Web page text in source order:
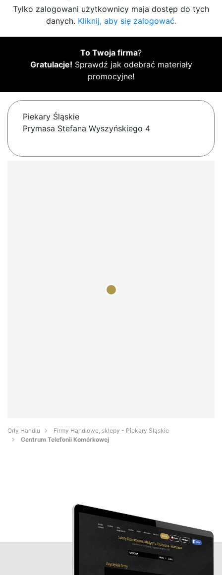
Tylko zalogowani użytkownicy maja dostęp do tych
danych. Kliknij, aby się zalogować.
To Twoja firma?
Gratulacje! Sprawdź jak odebrać materiały
promocyjne!
Piekary Śląskie
Prymasa Stefana Wyszyńskiego 4
Orły Handlu
Firmy Handlowe, sklepy - Piekary Śląskie
Centrum Telefonii Komórkowej